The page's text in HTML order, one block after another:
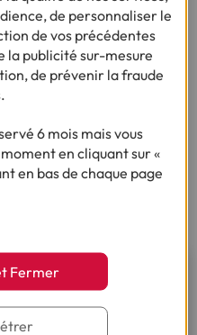
plus élevés
plus
savoir plus sur
Cofidis ?
de personnaliser le
de vos précédentes
la publicité sur-mesure
de prévenir la fraude
6 mois mais vous
en cliquant sur «
en bas de chaque page
Fermer